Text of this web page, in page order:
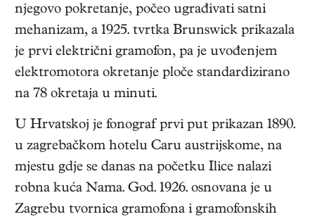
njegovo pokretanje, počeo ugrađivati satni
mehanizam, a 1925. tvrtka Brunswick prikazala
je prvi električni gramofon, pa je uvođenjem
elektromotora okretanje ploče standardizirano
na 78 okretaja u minuti.
U Hrvatskoj je fonograf prvi put prikazan 1890.
u zagrebačkom hotelu Caru austrijskome, na
mjestu gdje se danas na početku Ilice nalazi
robna kuća Nama. God. 1926. osnovana je u
Zagrebu tvornica gramofona i gramofonskih